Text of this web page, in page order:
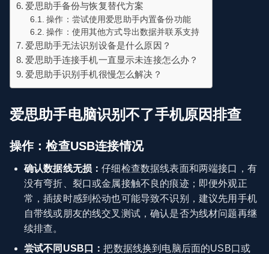
爱思助手备份与恢复替代方案
操作：尝试使用爱思助手内置备份功能
操作：使用其他方式导出数据并联系支持
爱思助手无法识别设备是什么原因？
爱思助手连接手机一直显示未连接怎么办？
爱思助手识别手机很慢怎么解决？
爱思助手电脑识别不了手机原因排查
操作：检查USB连接情况
确认数据线无损：仔细检查数据线表面和两端接口，有
没有弯折、裂口或金属接触不良的痕迹；即便外观正
常，插拔时感到松动也可能导致不识别，建议先用手机
自带线或朋友的线交叉测试，确认是否为线材问题再继
续排查。
尝试不同USB口：把数据线换到电脑后面的USB口或